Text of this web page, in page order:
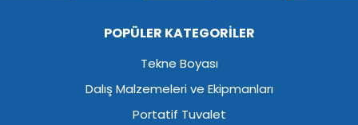
POPÜLER KATEGORİLER
Tekne Boyası
Dalış Malzemeleri ve Ekipmanları
Portatif Tuvalet